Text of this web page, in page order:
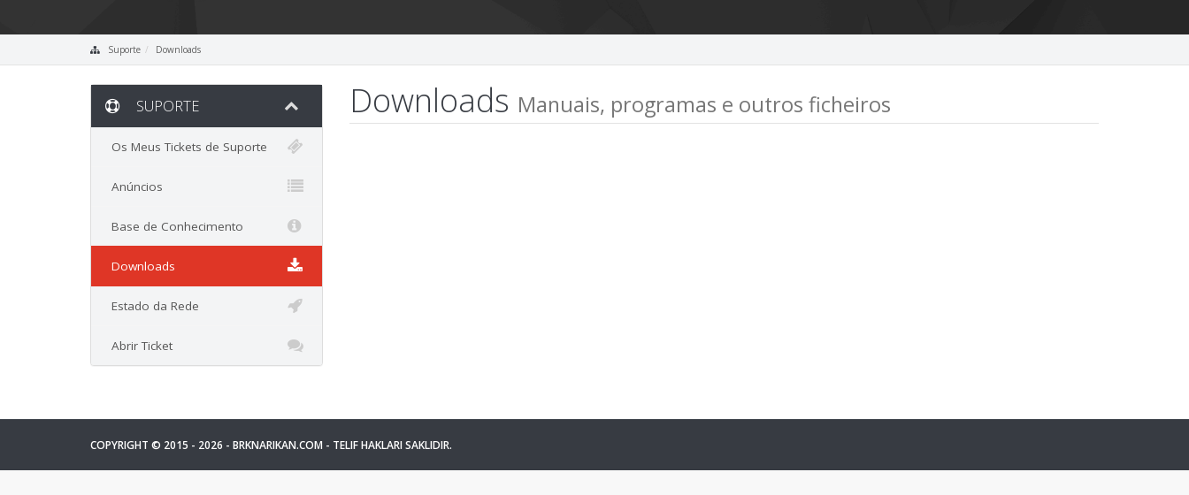
Suporte Downloads
Downloads Manuais, programas e outros ficheiros
SUPORTE
Os Meus Tickets de Suporte
Anúncios
Base de Conhecimento
Downloads
Estado da Rede
Abrir Ticket
COPYRIGHT © 2015 - 2026 - BRKNARIKAN.COM - TELIF HAKLARI SAKLIDIR.